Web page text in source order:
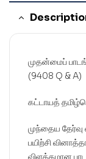
முதன்மைப்
(9408 Q & A)
கட்டாயத்
முந்தைய
பயிற்சி
விளக்கமான